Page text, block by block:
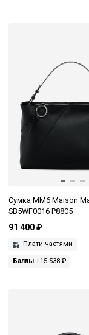
Сумка MM6 Maison
SB5WF0016 P8805
91 400 ₽
Плати частями
Баллы +15 538 ₽